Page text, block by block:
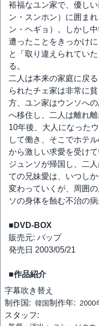
裕福なユン家で、優し
ン・スンホン）に囲ま
ン・ヘギョ）。しかし
遭ったことをきっかけ
と「取り違えられてい
る。
二人は本来の家庭に戻
られたチェ家は非常に
方、ユン家はウンソへ
へ移住し、二人は離れ離
10年後、大人になった
して働き、そこでホテ
から激しい求愛を受け
ジュンソが帰国し、二
ての兄妹愛は、いつし
変わっていくが、周囲
ソの身体を蝕む不治の
■DVD-BOX
販売元: バップ
発売日 2003/05/21
■作品紹介
字幕吹き替え
制作国: 韓国制作年: 2000
スタッフ: